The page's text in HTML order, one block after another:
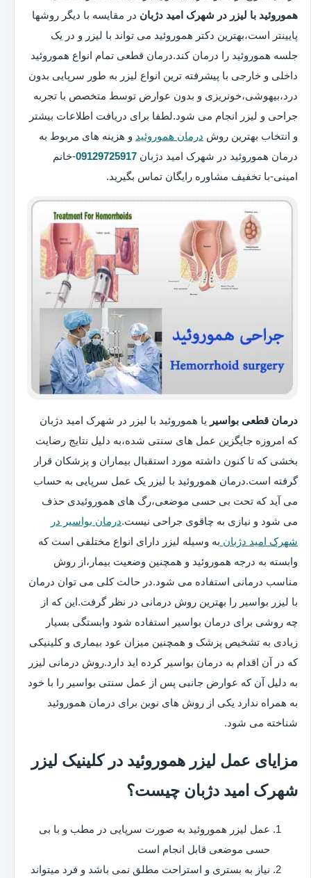
هموروئید با لیزر در شهرک امید دژبان در مقایسه با دیگر روشها
پایینتر است،بهترین دکتر هموروئید می تواند با لیزر و در یک
جلسه هموروئید را درمان کند.درمان قطعی تمام انواع هموروئید
داخلی و خارجی با پیشرفته ترین انواع لیزر به طور سرپایی بدون
درد،بیهوشی،خونریزی و بدون عوارض توسط متخصص با تجربه
جراحی و لیزر انجام می شود.لطفا برای دریافت اطلاعات بیشتر
و انتخاب بهترین روش درمان هموروئید و هزینه های مربوط به
درمان هموروئید در شهرک امید دژبان 09129725917-خانم
امینی-با تخفیف مشاوره رایگان تماس بگیرید.
درمان قطعی بواسیر یا هموروئید با لیزر در شهرک امید دژبان
که امروزه جایگزین عمل های سنتی شده،به دلیل نتایج رضایت
بخشی که تا کنون داشته مورد استقبال بیماران و پزشکان قرار
گرفته است.درمان هموروئید با لیزر یک عمل سرپایی به حساب
می آید که تحت بی حسی موضعی،رگ های هموروئیدی حذف
می شود و نیازی به چاقوی جراحی نیست.درمان بواسیر در
شهرک امید دژبان به وسیله لیزر دارای انواع مختلفی است که
وابسته به درجه هموروئید و همچنین وضعیت بیمار،از روش
مناسب درمانی استفاده می شود.در حالت کلی می توان درمان
با لیزر بواسیر را بهترین روش درمانی در نظر گرفت.این که از
چه روشی برای درمان بواسیر استفاده شود وابستگی بسیار
زیادی به تشخیص پزشک و همچنین میزان عود بیماری و کلینیکی
که در آن اقدام به درمان بواسیر کرده اید دارد.روش درمانی لیزر
به دلیل آن که عوارض جانبی پس از عمل سنتی بواسیر را با خود
به همراه ندارد یکی از روش های نوین برای درمان هموروئید
شناخته می شود.
مزایای عمل لیزر هموروئید در کلینیک لیزر
شهرک امید دژبان چیست؟
عمل لیزر هموروئید به صورت سرپایی در مطب و با بی
حسی موضعی قابل انجام است
نیاز به بستری و استراحت مطلق نمی باشد و فرد میتواند